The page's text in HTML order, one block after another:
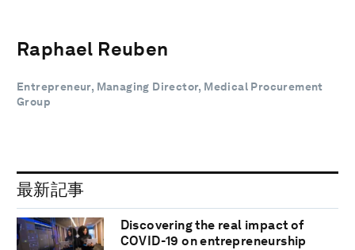
Raphael Reuben
Entrepreneur, Managing Director, Medical Procurement
Group
最新記事
Discovering the real impact of
COVID-19 on entrepreneurship